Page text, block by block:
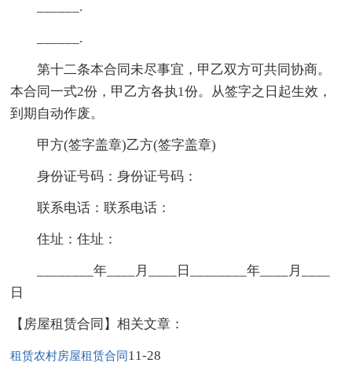
______.
______.
第十二条本合同未尽事宜，甲乙双方可共同协商。
本合同一式2份，甲乙方各执1份。从签字之日起生效，
到期自动作废。
甲方(签字盖章)乙方(签字盖章)
身份证号码：身份证号码：
联系电话：联系电话：
住址：住址：
________年____月____日________年____月____
日
【房屋租赁合同】相关文章：
租赁农村房屋租赁合同 11-28